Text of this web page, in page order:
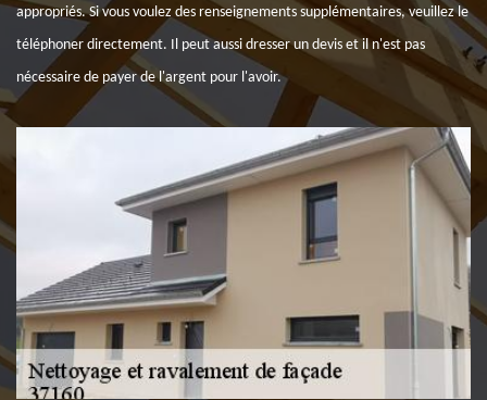
appropriés. Si vous voulez des renseignements supplémentaires, veuillez le
téléphoner directement. Il peut aussi dresser un devis et il n'est pas
nécessaire de payer de l'argent pour l'avoir.